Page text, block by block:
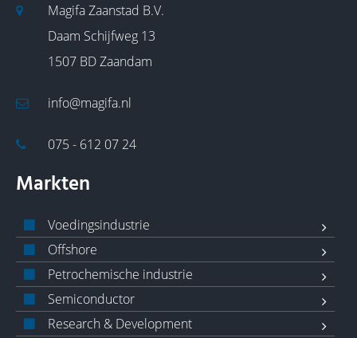
Magifa Zaanstad B.V.
Daam Schijfweg 13
1507 BD Zaandam
info@magifa.nl
075 - 612 07 24
Markten
Voedingsindustrie
Offshore
Petrochemische industrie
Semiconductor
Research & Development